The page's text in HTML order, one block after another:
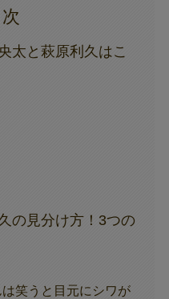
太と萩原利久はこ
の見分け方！3つの
笑うと目元にシワが